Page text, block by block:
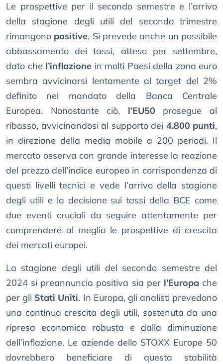
Le prospettive per il secondo semestre e l’arrivo
della stagione degli utili del secondo trimestre
rimangono positive. Si prevede anche un possibile
abbassamento dei tassi, atteso per settembre,
dato che l’inflazione in molti Paesi della zona euro
sembra avvicinarsi lentamente al target del 2%
definito nel mandato della Banca Centrale
Europea. Nonostante ciò, l’EU50 prosegue al
ribasso, avvicinandosi al supporto dei 4.800 punti,
in direzione della media mobile a 200 periodi. Il
mercato osserva con grande interesse la reazione
del prezzo dell’indice europeo in corrispondenza di
questi livelli tecnici e vede l’arrivo della stagione
degli utili e la decisione sui tassi della BCE come
due eventi cruciali da seguire attentamente per
comprendere al meglio le prospettive di crescita
dei mercati europei.
La stagione degli utili del secondo semestre del
2024 si preannuncia positiva sia per l’Europa che
per gli Stati Uniti. In Europa, gli analisti prevedono
una continua crescita degli utili, sostenuta da una
ripresa economica robusta e dalla diminuzione
dell’inflazione. Le aziende dello STOXX Europe 50
dovrebbero beneficiare di questa stabilità